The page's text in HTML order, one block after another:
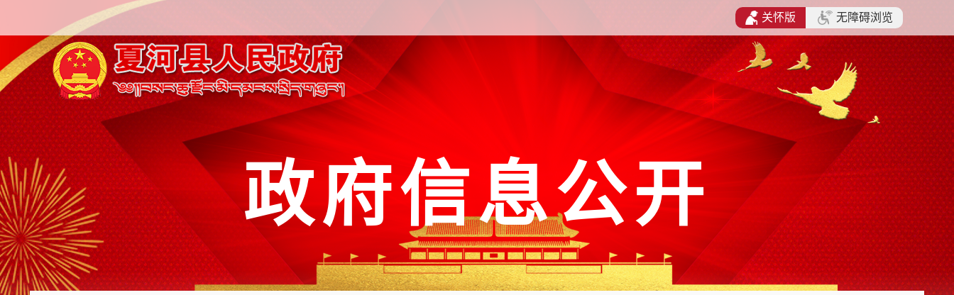
政府信息公开
关怀版 无障碍浏览